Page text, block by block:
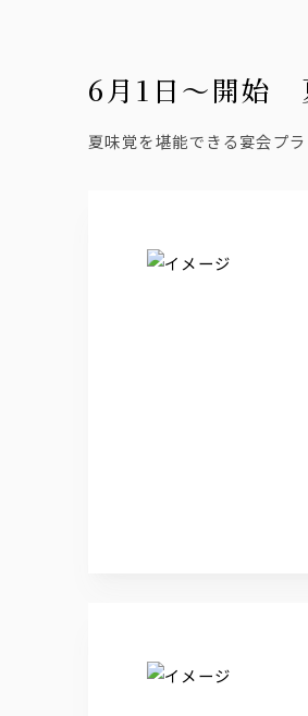
6月1日〜開始
夏味覚を堪能できる宴会